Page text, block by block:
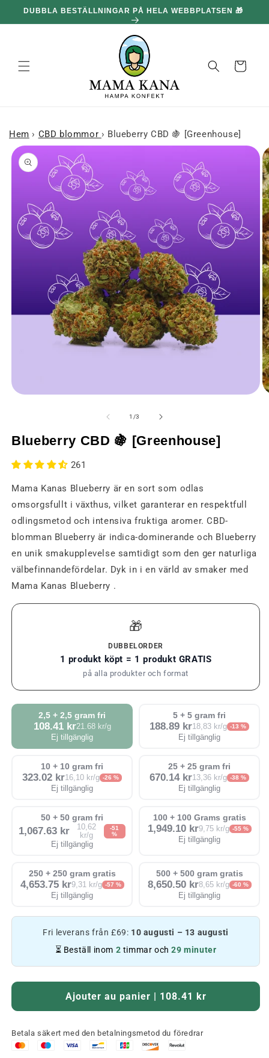
och gå
DUBBLA BESTÄLLNINGAR PÅ HELA WEBBPLATSEN 🎁
Korg
Hem › CBD blommor › Blueberry CBD 🍇 [Greenhouse]
till
ett
modalt
1 /av
3
Blueberry CBD 🍇 [Greenhouse]
261
Mama Kanas Blueberry är en sort som odlas
omsorgsfullt i växthus, vilket garanterar en respektfull
odlingsmetod och intensiva fruktiga aromer. CBD-
blomman Blueberry är indica-dominerande och Blueberry
en unik smakupplevelse samtidigt som den ger naturliga
välbefinnandefördelar. Dyk in i en värld av smaker med
Mama Kanas Blueberry .
🎁
DUBBELORDER
1 produkt köpt = 1 produkt GRATIS
på alla produkter och format
2,5 + 2,5 gram fri
108.41 kr21.68 kr/g
Ej tillgänglig
5 + 5 gram fri
188.89 kr18,83 kr/g -13 %
Ej tillgänglig
10 + 10 gram fri
323.02 kr16,10 kr/g -26 %
Ej tillgänglig
25 + 25 gram fri
670.14 kr13,36 kr/g -38 %
Ej tillgänglig
50 + 50 gram fri
1,067.63 kr
10,62
kr/g
-51
%
Ej tillgänglig
100 + 100 Grams gratis
1,949.10 kr9,75 kr/g -55 %
Ej tillgänglig
250 + 250 gram gratis
4,653.75 kr9,31 kr/g -57 %
Ej tillgänglig
500 + 500 gram gratis
8,650.50 kr8,65 kr/g -60 %
Ej tillgänglig
Fri leverans från £69: 10 augusti – 13 augusti
⏳ Beställ inom 2 timmar och29 minuter
Ajouter au panier | 108.41 kr
Betala säkert med den betalningsmetod du föredrar